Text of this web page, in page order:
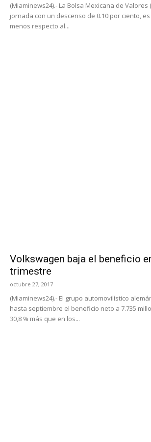
(Miaminews24).- La Bolsa Mexicana de Valores
jornada con un descenso de 0.10 por ciento,
menos respecto al...
Volkswagen baja el beneficio
trimestre
octubre 27, 2017
(Miaminews24).- El grupo automovilístico
hasta septiembre el beneficio neto a 7.735
30,8 % más que en los...